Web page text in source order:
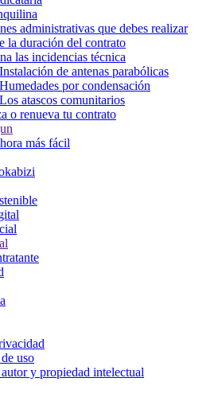
administrativas que debes realizar
la duración del contrato
las incidencias técnica
Instalación de antenas parabólicas
Humedades por condensación
Los atascos comunitarios
o renueva tu contrato
más fácil
uso
y propiedad intelectual